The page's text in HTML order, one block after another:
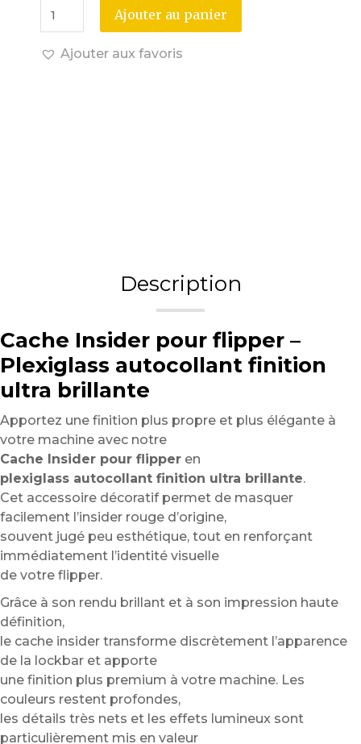
Ajouter au panier
Ajouter aux favoris
Description
Cache Insider pour flipper –
Plexiglass autocollant finition
ultra brillante
Apportez une finition plus propre et plus élégante à
votre machine avec notre
Cache Insider pour flipper en
plexiglass autocollant finition ultra brillante.
Cet accessoire décoratif permet de masquer
facilement l’insider rouge d’origine,
souvent jugé peu esthétique, tout en renforçant
immédiatement l’identité visuelle
de votre flipper.
Grâce à son rendu brillant et à son impression haute
définition,
le cache insider transforme discrètement l’apparence
de la lockbar et apporte
une finition plus premium à votre machine. Les
couleurs restent profondes,
les détails très nets et les effets lumineux sont
particulièrement mis en valeur